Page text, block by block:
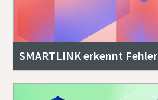
SMARTLINK erkennt Fehler